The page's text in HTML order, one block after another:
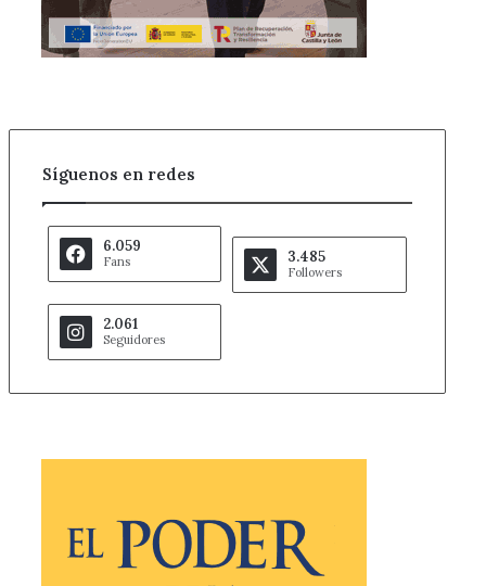
Síguenos en redes
6.059
Fans 3.485
Followers
2.061
Seguidores